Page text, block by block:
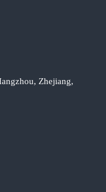
Zhejiang,